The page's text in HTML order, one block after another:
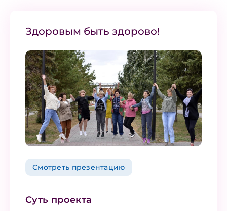
Здоровым быть здорово!
Смотреть презентацию
Суть проекта